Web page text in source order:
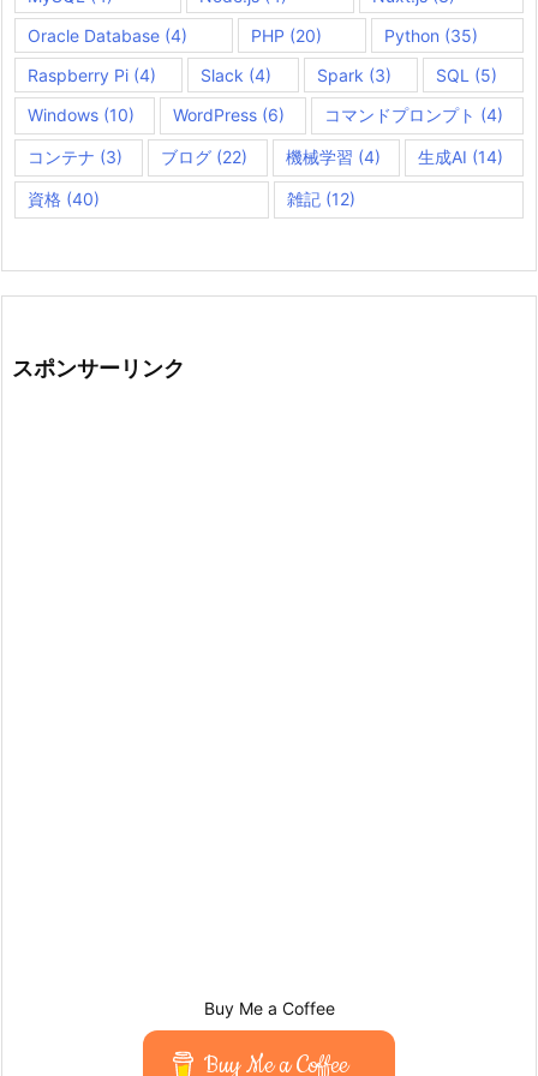
Oracle Database (4) PHP (20) Python (35)
Raspberry Pi (4) Slack (4) Spark (3) SQL (5)
Windows (10) WordPress (6) コマンドプロンプト (4)
コンテナ (3) ブログ(22) 機械学習 (4) 生成AI (14)
資格 (40) 雑記(12)
スポンサーリンク
Buy Me a Coffee
Buy Me a Coffee